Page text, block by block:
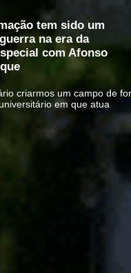
tem sido um
na era da
com Afonso
criarmos um campo de
em que atua